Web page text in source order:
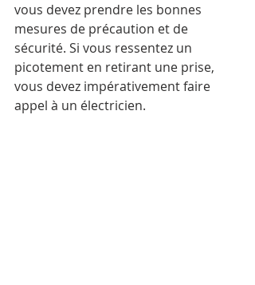
vous devez prendre les bonnes
mesures de précaution et de
sécurité. Si vous ressentez un
picotement en retirant une prise,
vous devez impérativement faire
appel à un électricien.